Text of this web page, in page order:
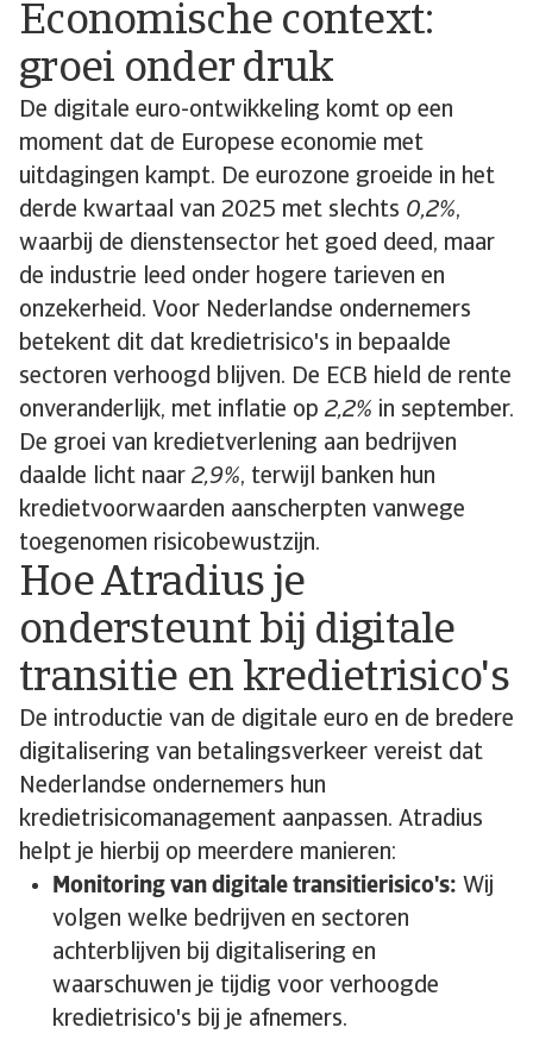
Economische context:
groei onder druk
De digitale euro-ontwikkeling komt op een
moment dat de Europese economie met
uitdagingen kampt. De eurozone groeide in het
derde kwartaal van 2025 met slechts 0,2%,
waarbij de dienstensector het goed deed, maar
de industrie leed onder hogere tarieven en
onzekerheid. Voor Nederlandse ondernemers
betekent dit dat kredietrisico's in bepaalde
sectoren verhoogd blijven. De ECB hield de rente
onveranderlijk, met inflatie op 2,2% in september.
De groei van kredietverlening aan bedrijven
daalde licht naar 2,9%, terwijl banken hun
kredietvoorwaarden aanscherpten vanwege
toegenomen risicobewustzijn.
Hoe Atradius je
ondersteunt bij digitale
transitie en kredietrisico's
De introductie van de digitale euro en de bredere
digitalisering van betalingsverkeer vereist dat
Nederlandse ondernemers hun
kredietrisicomanagement aanpassen. Atradius
helpt je hierbij op meerdere manieren:
Monitoring van digitale transitierisico's: Wij
volgen welke bedrijven en sectoren
achterblijven bij digitalisering en
waarschuwen je tijdig voor verhoogde
kredietrisico's bij je afnemers.